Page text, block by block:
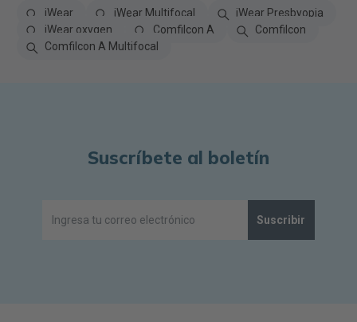
iWear iWear Multifocal
iWear Presbyopia
iWear oxygen
Comfilcon A
Comfilcon
Comfilcon A Multifocal
Suscríbete al boletín
Suscribir